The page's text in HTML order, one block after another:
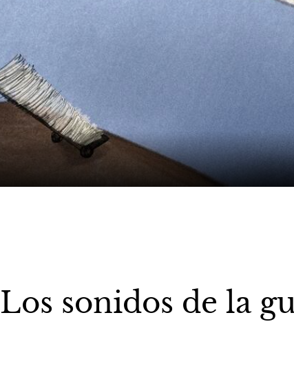
Los sonidos de la